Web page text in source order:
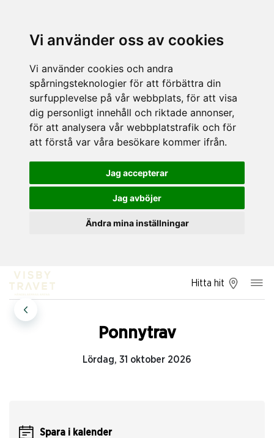
Vi använder oss av cookies
Vi använder cookies och andra
spårningsteknologier för att förbättra din
surfupplevelse på vår webbplats, för att visa
dig personligt innehåll och riktade annonser,
för att analysera vår webbplatstrafik och för
att förstå var våra besökare kommer ifrån.
Jag accepterar
Jag avböjer
Ändra mina inställningar
Hitta hit
Ponnytrav
Lördag, 31 oktober 2026
Spara i kalender